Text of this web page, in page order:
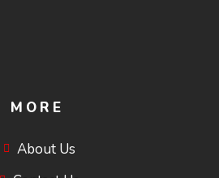
MORE
About Us